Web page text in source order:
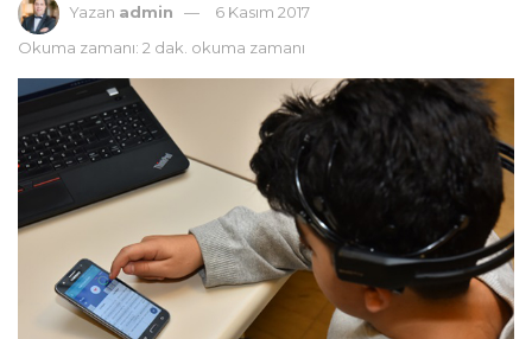
Yazan admin
6 Kasım 2017
Okuma zamanı: 2 dak. okuma zamanı